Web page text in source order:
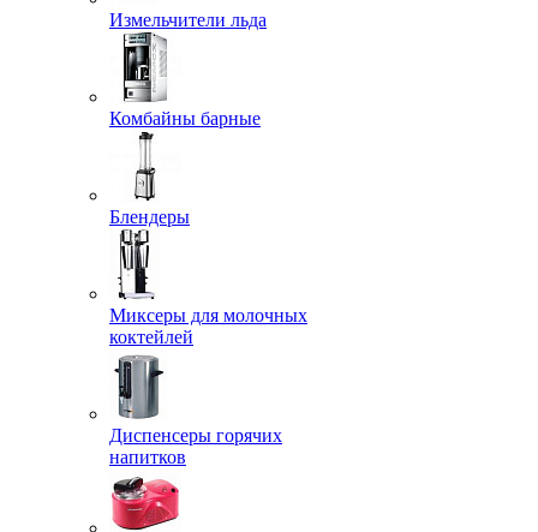
Измельчители льда
Комбайны барные
Блендеры
Миксеры для молочных
коктейлей
Диспенсеры горячих
напитков